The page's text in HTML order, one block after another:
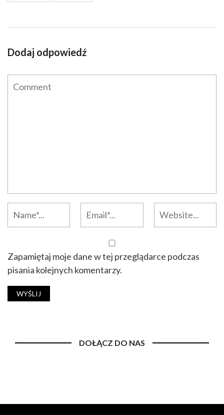
Dodaj odpowiedź
Zapamiętaj moje dane w tej przeglądarce podczas
pisania kolejnych komentarzy.
DOŁĄCZ DO NAS